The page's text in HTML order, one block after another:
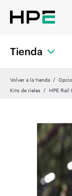
Tienda
Volver a la tienda
Kits de rieles
HPE